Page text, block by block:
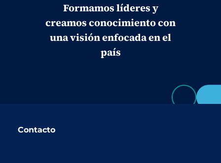
Formamos líderes y
creamos conocimiento con
una visión enfocada en el
país
Contacto